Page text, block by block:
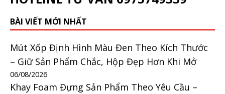
BÀI VIẾT MỚI NHẤT
Mút Xốp Định Hình Màu Đen Theo Kích Thước
– Giữ Sản Phẩm Chắc, Hộp Đẹp Hơn Khi Mở
06/08/2026
Khay Foam Đựng Sản Phẩm Theo Yêu Cầu –